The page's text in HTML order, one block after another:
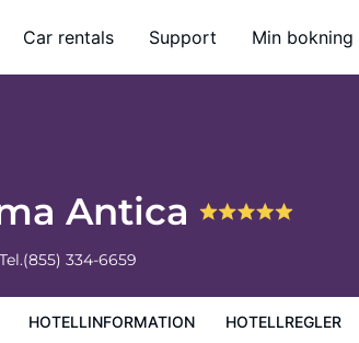
Car rentals Support Min bokning
Antica
Tel.(855) 334-6659
HOTELLINFORMATION HOTELLREGLER